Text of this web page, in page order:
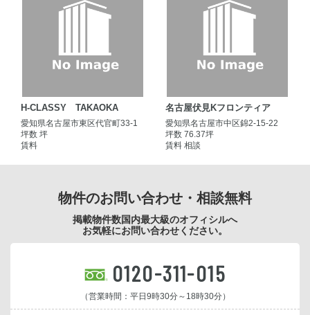
H-CLASSY TAKAOKA
愛知県名古屋市東区代官町33-1
坪数 坪
賃料
名古屋伏見Kフロンティア
愛知県名古屋市中区錦2-15-22
坪数 76.37坪
賃料 相談
物件のお問い合わせ・相談無料
掲載物件数国内最大級のオフィシルへ
お気軽にお問い合わせください。
0120-311-015
（営業時間：平日9時30分～18時30分）